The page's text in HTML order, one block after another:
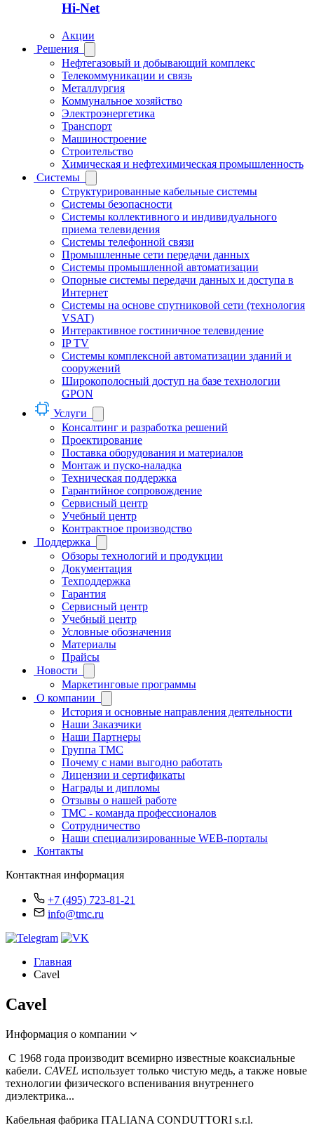
Hi-Net
Акции
Решения
Нефтегазовый и добывающий комплекс
Телекоммуникации и связь
Металлургия
Коммунальное хозяйство
Электроэнергетика
Транспорт
Машиностроение
Строительство
Химическая и нефтехимическая промышленность
Системы
Структурированные кабельные системы
Системы безопасности
Системы коллективного и индивидуального
приема телевидения
Системы телефонной связи
Промышленные сети передачи данных
Системы промышленной автоматизации
Опорные системы передачи данных и доступа в
Интернет
Системы на основе спутниковой сети (технология
VSAT)
Интерактивное гостиничное телевидение
IP TV
Системы комплексной автоматизации зданий и
сооружений
Широкополосный доступ на базе технологии
GPON
Услуги
Консалтинг и разработка решений
Проектирование
Поставка оборудования и материалов
Монтаж и пуско-наладка
Техническая поддержка
Гарантийное сопровождение
Сервисный центр
Учебный центр
Контрактное производство
Поддержка
Обзоры технологий и продукции
Документация
Техподдержка
Гарантия
Сервисный центр
Учебный центр
Условные обозначения
Материалы
Прайсы
Новости
Маркетинговые программы
О компании
История и основные направления деятельности
Наши Заказчики
Наши Партнеры
Группа ТМС
Почему с нами выгодно работать
Лицензии и сертификаты
Награды и дипломы
Отзывы о нашей работе
TMC - команда профессионалов
Сотрудничество
Наши специализированные WEB-порталы
Контакты
Контактная информация
+7 (495) 723-81-21
info@tmc.ru
Главная
Cavel
Cavel
Информация о компании
С 1968 года производит всемирно известные коаксиальные
кабели. CAVEL использует только чистую медь, а также новые
технологии физического вспенивания внутреннего
диэлектрика...
Кабельная фабрика ITALIANA CONDUTTORI s.r.l.